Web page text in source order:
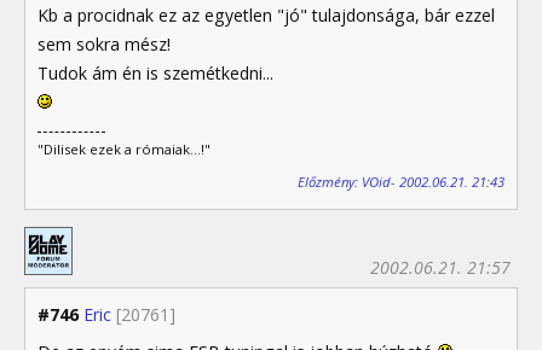
Kb a procidnak ez az egyetlen "jó" tulajdonsága, bár ezzel
sem sokra mész!
Tudok ám én is szemétkedni...
"Dilisek ezek a rómaiak...!"
Előzmény: VOid- 2002.06.21. 21:43
#746 Eric [20761]
2002.06.21. 21:57